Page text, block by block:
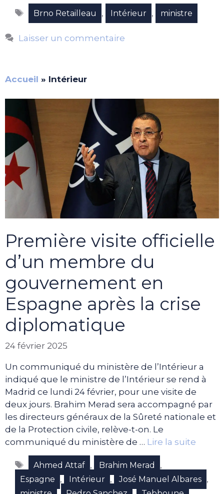
Étiquettes
Brno Retailleau , Intérieur , ministre
Laisser un commentaire
Accueil » Intérieur
Première visite officielle
d’un membre du
gouvernement en
Espagne après la crise
diplomatique
24 février 2025
Un communiqué du ministère de l’Intérieur a
indiqué que le ministre de l’Intérieur se rend à
Madrid ce lundi 24 février, pour une visite de
deux jours. Brahim Merad sera accompagné par
les directeurs généraux de la Sûreté nationale et
de la Protection civile, relève-t-on. Le
communiqué du ministère de … Lire la suite
Étiquettes
Ahmed Attaf , Brahim Merad ,
Espagne , Intérieur , José Manuel Albares ,